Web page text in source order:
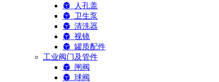
人孔盖
卫生泵
清洗器
视镜
罐质配件
工业阀门及管件
闸阀
球阀